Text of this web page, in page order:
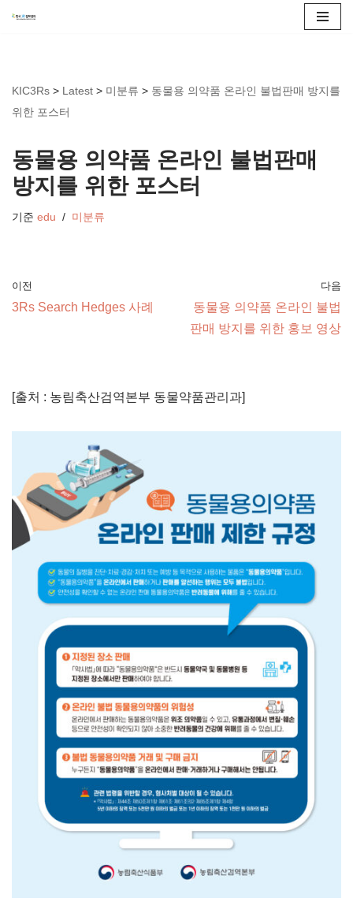
츠
로
너
뛰
기
KIC3Rs > Latest > 미분류 > 동물용 의약품 온라인 불법판매 방지를
위한 포스터
동물용 의약품 온라인 불법판매
방지를 위한 포스터
기준 edu 미분류
이전
3Rs Search Hedges 사례
다음
동물용 의약품 온라인 불법
판매 방지를 위한 홍보 영상
[출처 : 농림축산검역본부 동물약품관리과]